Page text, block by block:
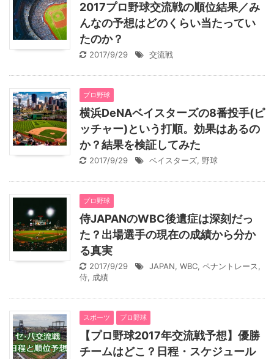
2017プロ野球交流戦の順位結果／み
んなの予想はどのくらい当たってい
たのか？
2017/9/29 交流戦
プロ野球
横浜DeNAベイスターズの8番投手(ピ
ッチャー)という打順。効果はあるの
か？結果を検証してみた
2017/9/29 ベイスターズ, 野球
プロ野球
侍JAPANのWBC後遺症は深刻だっ
た？出場選手の現在の成績から分か
る真実
2017/9/29 JAPAN, WBC, ペナントレース,
侍, 成績
スポーツ プロ野球
【プロ野球2017年交流戦予想】優勝
チームはどこ？日程・スケジュール